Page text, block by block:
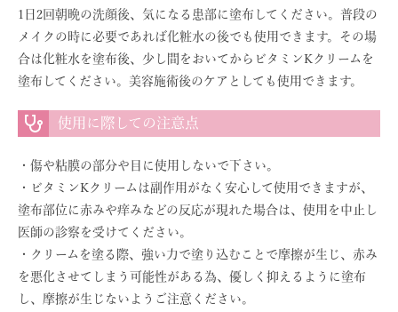
1日2回朝晩の洗顔後、気になる患部に塗布してください。普段の
メイクの時に必要であれば化粧水の後でも使用できます。その場
合は化粧水を塗布後、少し間をおいてからビタミンKクリームを
塗布してください。美容施術後のケアとしても使用できます。
使用に際しての注意点
・傷や粘膜の部分や目に使用しないで下さい。
・ビタミンKクリームは副作用がなく安心して使用できますが、
塗布部位に赤みや痒みなどの反応が現れた場合は、使用を中止し
医師の診察を受けてください。
・クリームを塗る際、強い力で塗り込むことで摩擦が生じ、赤み
を悪化させてしまう可能性がある為、優しく抑えるように塗布
し、摩擦が生じないようご注意ください。